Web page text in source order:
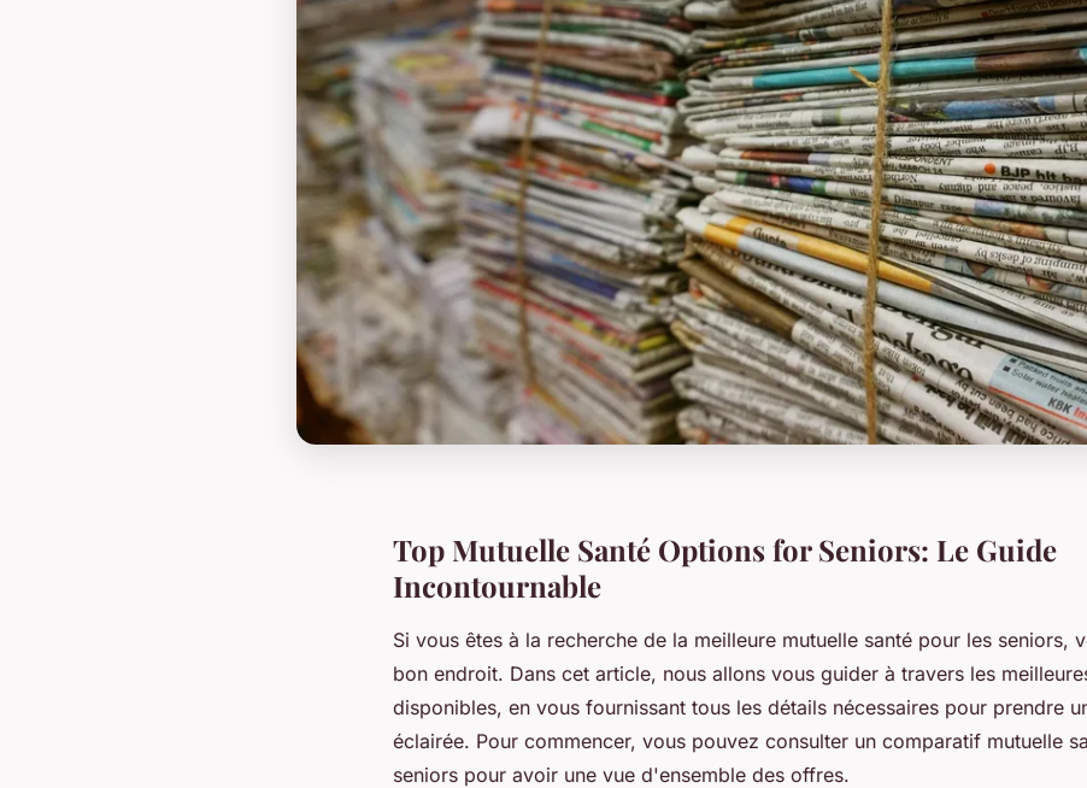
Top Mutuelle Santé Options for Seniors: Le Guide
Incontournable
Si vous êtes à la recherche de la meilleure mutuelle santé pour les seniors,
bon endroit. Dans cet article, nous allons vous guider à travers les
disponibles, en vous fournissant tous les détails nécessaires pour prendre
éclairée. Pour commencer, vous pouvez consulter un comparatif mutuelle
seniors pour avoir une vue d'ensemble des offres.